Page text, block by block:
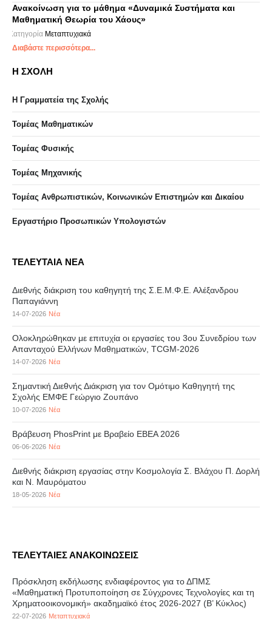
Ανακοίνωση για το μάθημα «Δυναμικά Συστήματα και
Μαθηματική Θεωρία του Χάους»
Κατηγορία Μεταπτυχιακά
Διαβάστε περισσότερα...
Η ΣΧΟΛΗ
Η Γραμματεία της Σχολής
Τομέας Μαθηματικών
Τομέας Φυσικής
Τομέας Μηχανικής
Τομέας Ανθρωπιστικών, Κοινωνικών Επιστημών και Δικαίου
Eργαστήριo Προσωπικών Υπολογιστών
ΤΕΛΕΥΤΑΙΑ ΝΕΑ
Διεθνής διάκριση του καθηγητή της Σ.Ε.Μ.Φ.Ε. Αλέξανδρου
Παπαγιάννη
14-07-2026 Νέα
Ολοκληρώθηκαν με επιτυχία οι εργασίες του 3ου Συνεδρίου των
Απανταχού Ελλήνων Μαθηματικών, TCGM-2026
14-07-2026 Νέα
Σημαντική Διεθνής Διάκριση για τον Ομότιμο Καθηγητή της
Σχολής ΕΜΦΕ Γεώργιο Ζουπάνο
10-07-2026 Νέα
Βράβευση PhosPrint με Βραβείο ΕΒΕΑ 2026
06-06-2026 Νέα
Διεθνής διάκριση εργασίας στην Κοσμολογία Σ. Βλάχου Π. Δορλή
και Ν. Μαυρόματου
18-05-2026 Νέα
ΤΕΛΕΥΤΑΙΕΣ ΑΝΑΚΟΙΝΩΣΕΙΣ
Πρόσκληση εκδήλωσης ενδιαφέροντος για το ΔΠΜΣ
«Μαθηματική Προτυποποίηση σε Σύγχρονες Τεχνολογίες και τη
Χρηματοοικονομική» ακαδημαϊκό έτος 2026-2027 (B’ Kύκλος)
22-07-2026 Μεταπτυχιακά